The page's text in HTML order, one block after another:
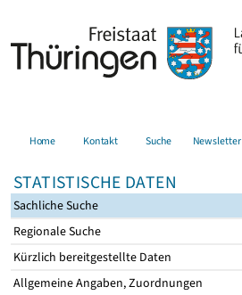
Home Kontakt Suche Newsletter
STATISTISCHE DATEN
Sachliche Suche
Regionale Suche
Kürzlich bereitgestellte Daten
Allgemeine Angaben, Zuordnungen